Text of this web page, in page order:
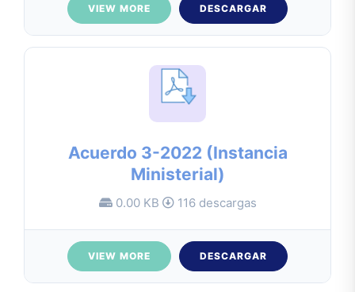
VIEW MORE DESCARGAR
Acuerdo 3-2022 (Instancia
Ministerial)
0.00 KB 116 descargas
VIEW MORE DESCARGAR